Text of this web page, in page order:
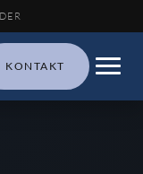
KONTAKT